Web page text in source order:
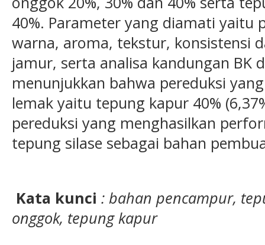
40%. Parameter yang diamati yaitu
warna, aroma, tekstur, konsistensi
jamur, serta analisa kandungan BK
menunjukkan bahwa pereduksi
lemak yaitu tepung kapur 40%
pereduksi yang menghasilkan
tepung silase sebagai bahan
Kata kunci : bahan pencampur,
onggok, tepung kapur